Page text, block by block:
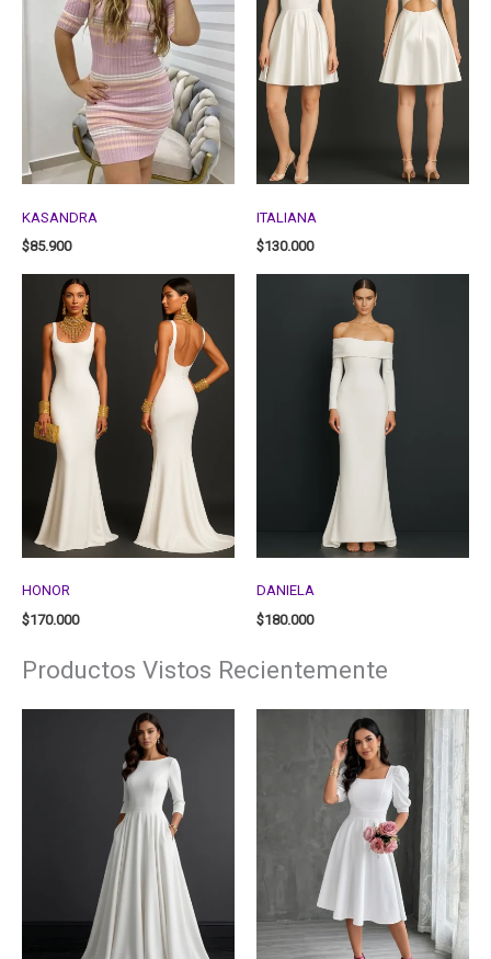
KASANDRA
$85.900
ITALIANA
$130.000
HONOR
$170.000
DANIELA
$180.000
Productos Vistos Recientemente